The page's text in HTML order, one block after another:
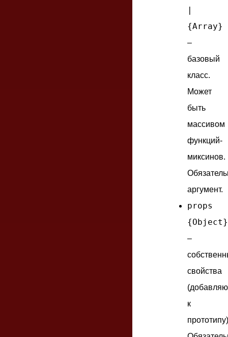
|
{Array}
–
базовый
класс.
Может
быть
массивом
функций-
миксинов.
аргумент.
props
{Object}
–
свойства
к